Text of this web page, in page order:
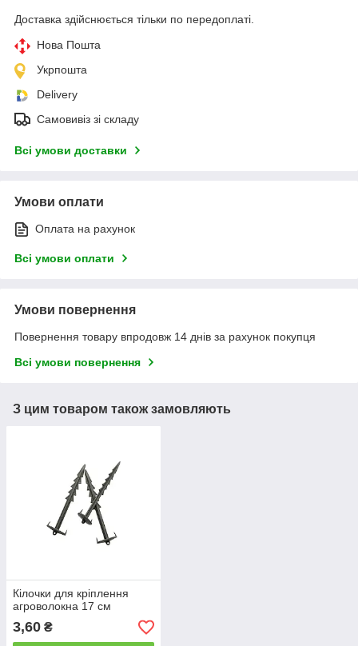
Доставка здійснюється тільки по передоплаті.
Нова Пошта
Укрпошта
Delivery
Самовивіз зі складу
Всі умови доставки
Умови оплати
Оплата на рахунок
Всі умови оплати
Умови повернення
Повернення товару впродовж 14 днів за рахунок покупця
Всі умови повернення
З цим товаром також замовляють
Кілочки для кріплення
агроволокна 17 см
3,60 ₴